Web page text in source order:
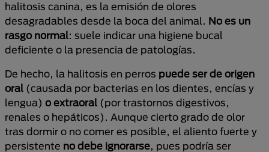
halitosis canina, es la emisión de olores
desagradables desde la boca del animal. No es un
rasgo normal: suele indicar una higiene bucal
deficiente o la presencia de patologías.
De hecho, la halitosis en perros puede ser de origen
oral (causada por bacterias en los dientes, encías y
lengua) o extraoral (por trastornos digestivos,
renales o hepáticos). Aunque cierto grado de olor
tras dormir o no comer es posible, el aliento fuerte y
persistente no debe ignorarse, pues podría ser